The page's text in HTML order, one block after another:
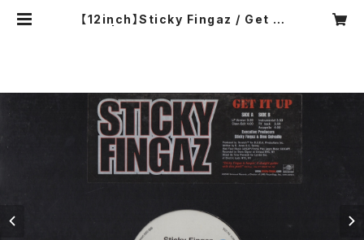
【12inch】Sticky Fingaz / Get It